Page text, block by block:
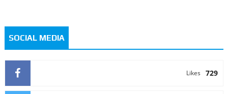
SOCIAL MEDIA
729
Likes